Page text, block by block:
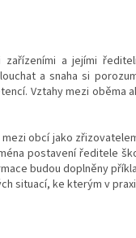
a jejími
a snaha si
Vztahy mezi oběma
obcí jako
postavení ředitele
budou doplněny
situací, ke kterým v